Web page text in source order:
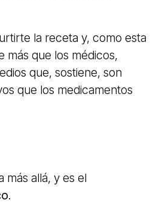
la receta y, como esta
más que los médicos,
que, sostiene, son
que los medicamentos
más allá, y es el
.